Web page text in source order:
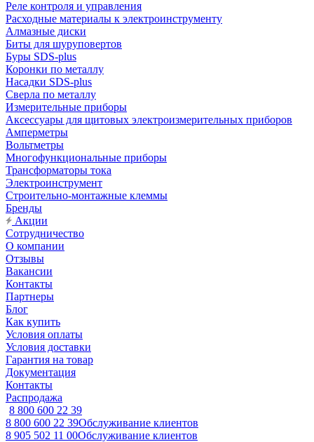
Реле контроля и управления
Расходные материалы к электроинструменту
Алмазные диски
Биты для шуруповертов
Буры SDS-plus
Коронки по металлу
Насадки SDS-plus
Сверла по металлу
Измерительные приборы
Аксессуары для щитовых электроизмерительных приборов
Амперметры
Вольтметры
Многофункциональные приборы
Трансформаторы тока
Электроинструмент
Строительно-монтажные клеммы
Бренды
Акции
Сотрудничество
О компании
Отзывы
Вакансии
Контакты
Партнеры
Блог
Как купить
Условия оплаты
Условия доставки
Гарантия на товар
Документация
Контакты
Распродажа
8 800 600 22 39
8 800 600 22 39Обслуживание клиентов
8 905 502 11 00Обслуживание клиентов